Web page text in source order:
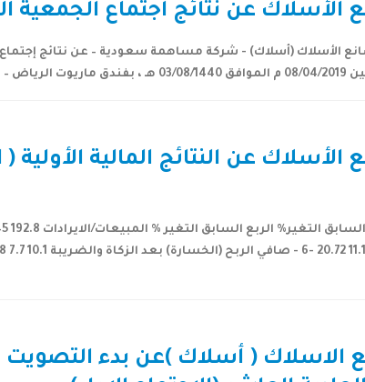
عن نتائج اجتماع الجمعية
الأسلاك (أسلاك) - شركة مساهمة سعودية – عن نتائج إجتماع
الاسلاك ( أسلاك )عن بدء التصويت